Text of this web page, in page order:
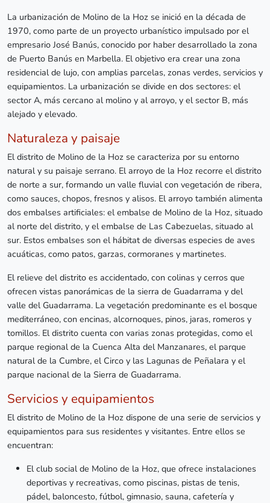
La urbanización de Molino de la Hoz se inició en la década de
1970, como parte de un proyecto urbanístico impulsado por el
empresario José Banús, conocido por haber desarrollado la zona
de Puerto Banús en Marbella. El objetivo era crear una zona
residencial de lujo, con amplias parcelas, zonas verdes, servicios y
equipamientos. La urbanización se divide en dos sectores: el
sector A, más cercano al molino y al arroyo, y el sector B, más
alejado y elevado.
Naturaleza y paisaje
El distrito de Molino de la Hoz se caracteriza por su entorno
natural y su paisaje serrano. El arroyo de la Hoz recorre el distrito
de norte a sur, formando un valle fluvial con vegetación de ribera,
como sauces, chopos, fresnos y alisos. El arroyo también alimenta
dos embalses artificiales: el embalse de Molino de la Hoz, situado
al norte del distrito, y el embalse de Las Cabezuelas, situado al
sur. Estos embalses son el hábitat de diversas especies de aves
acuáticas, como patos, garzas, cormoranes y martinetes.
El relieve del distrito es accidentado, con colinas y cerros que
ofrecen vistas panorámicas de la sierra de Guadarrama y del
valle del Guadarrama. La vegetación predominante es el bosque
mediterráneo, con encinas, alcornoques, pinos, jaras, romeros y
tomillos. El distrito cuenta con varias zonas protegidas, como el
parque regional de la Cuenca Alta del Manzanares, el parque
natural de la Cumbre, el Circo y las Lagunas de Peñalara y el
parque nacional de la Sierra de Guadarrama.
Servicios y equipamientos
El distrito de Molino de la Hoz dispone de una serie de servicios y
equipamientos para sus residentes y visitantes. Entre ellos se
encuentran:
El club social de Molino de la Hoz, que ofrece instalaciones
deportivas y recreativas, como piscinas, pistas de tenis,
pádel, baloncesto, fútbol, gimnasio, sauna, cafetería y